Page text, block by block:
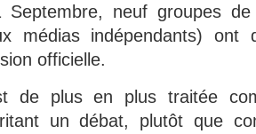
Septembre, neuf groupes
médias indépendants) ont
officielle.
de plus en plus traitée
un débat, plutôt que